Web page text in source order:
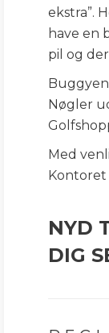
ekstra”.
have en
pil og
Nøgler
Med
Kontoret
NYD
DIG